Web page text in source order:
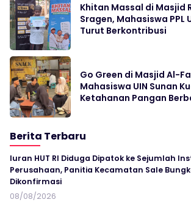
Khitan Massal di Masjid
Sragen, Mahasiswa PPL
Turut Berkontribusi
Go Green di Masjid Al-
Mahasiswa UIN Sunan
Ketahanan Pangan
Berita Terbaru
Iuran HUT RI Diduga Dipatok ke Sejumlah
Perusahaan, Panitia Kecamatan Sale
Dikonfirmasi
08/08/2026